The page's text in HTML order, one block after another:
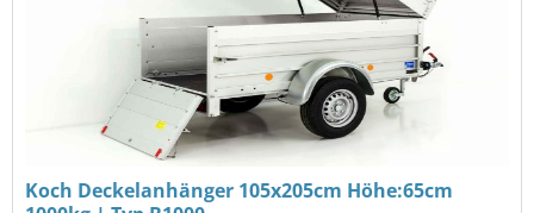
Koch Deckelanhänger 105x205cm Höhe:65cm